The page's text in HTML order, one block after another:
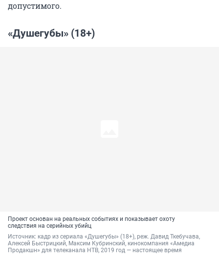
допустимого.
«Душегубы» (18+)
Проект основан на реальных событиях и показывает охоту
следствия на серийных убийц
Источник: кадр из сериала «Душегубы» (18+), реж. Давид Ткебучава,
Алексей Быстрицкий, Максим Кубринский, кинокомпания «Амедиа
Продакшн» для телеканала НТВ, 2019 год — настоящее время